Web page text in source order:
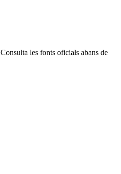
les fonts oficials abans de